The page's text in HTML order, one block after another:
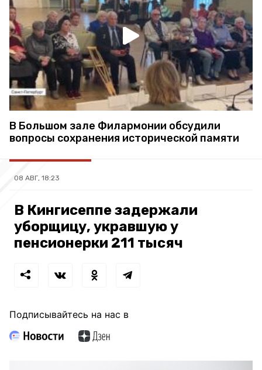
В Большом зале Филармонии обсудили
вопросы сохранения исторической памяти
08 АВГ, 18:23
В Кингисеппе задержали
уборщицу, укравшую у
пенсионерки 211 тысяч
Подписывайтесь на нас в